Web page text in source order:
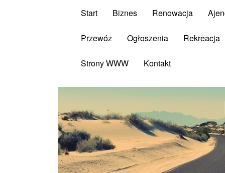
Start Biznes Renowacja
Przewóz Ogłoszenia Rekreacja
Strony WWW Kontakt